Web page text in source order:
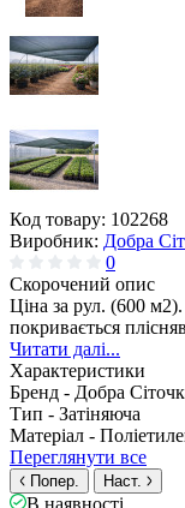
Код товару: 102268
Виробник: Добра
0
Скорочений опис
Ціна за рул. (600
покривається
Читати далі...
Характеристики
Бренд - Добра
Тип - Затіняюча
Матеріал -
Переглянути все
Попер. Наст.
В наявності